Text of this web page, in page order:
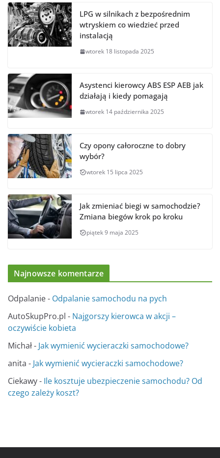
LPG w silnikach z bezpośrednim
wtryskiem co wiedzieć przed
instalacją
wtorek 18 listopada 2025
Asystenci kierowcy ABS ESP AEB jak
działają i kiedy pomagają
wtorek 14 października 2025
Czy opony całoroczne to dobry
wybór?
wtorek 15 lipca 2025
Jak zmieniać biegi w samochodzie?
Zmiana biegów krok po kroku
piątek 9 maja 2025
Najnowsze komentarze
Odpalanie- Odpalanie samochodu na pych
AutoSkupPro.pl - Najgorszy kierowca w akcji –
oczywiście kobieta
Michał- Jak wymienić wycieraczki samochodowe?
anita - Jak wymienić wycieraczki samochodowe?
Ciekawy- Ile kosztuje ubezpieczenie samochodu? Od
czego zależy koszt?